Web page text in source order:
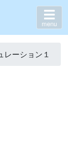
menu
ーション１